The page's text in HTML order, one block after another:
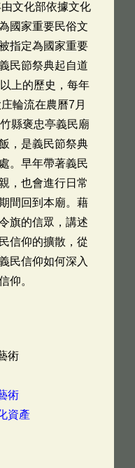
文化部依據文化
國家重要民俗文
指定為國家重要
民節祭典起自道
上的歷史，每年
輪流在農曆7月
縣褒忠亭義民廟
，是義民節祭典
。早年帶著義民
，也會進行日常
間回到本廟。藉
旗的信眾，講述
信仰的擴散，從
民信仰如何深入
仰。
術
術
資產